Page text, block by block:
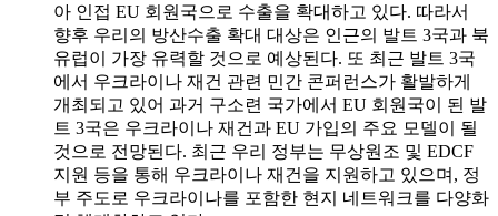
아 인접 EU 회원국으로 수출을 확대하고 있다. 따라서
향후 우리의 방산수출 확대 대상은 인근의 발트 3국과 북
유럽이 가장 유력할 것으로 예상된다. 또 최근 발트 3국
에서 우크라이나 재건 관련 민간 콘퍼런스가 활발하게
개최되고 있어 과거 구소련 국가에서 EU 회원국이 된 발
트 3국은 우크라이나 재건과 EU 가입의 주요 모델이 될
것으로 전망된다. 최근 우리 정부는 무상원조 및 EDCF
지원 등을 통해 우크라이나 재건을 지원하고 있으며, 정
부 주도로 우크라이나를 포함한 현지 네트워크를 다양화